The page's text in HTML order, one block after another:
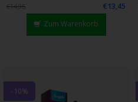
€14,95
€13,45
Zum Warenkorb
-10%